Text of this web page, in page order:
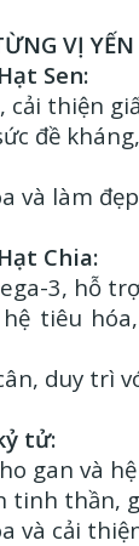
VỊ
Sen:
cải thiện
đề
và làm
Chia:
3, hỗ
tiêu
duy trì
tử:
gan và
tinh thần,
và cải